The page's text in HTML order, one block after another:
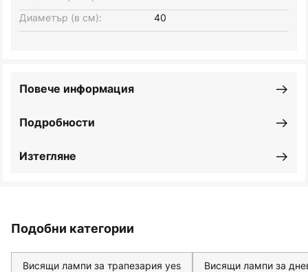
Диаметър (в см):
40
Подробности
Повече информация
Изтегляне
Подобни категории
Висящи лампи за трапезария yes Висящи лампи за